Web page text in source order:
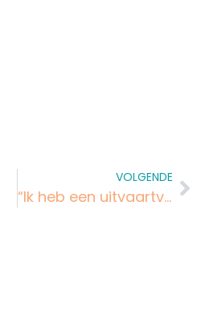
VOLGENDE
“Ik heb een uitvaartverzekering, mag jij dan ook mijn uitvaart verzorgen?”